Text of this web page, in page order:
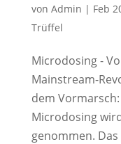
von Admin | Feb
Trüffel
Microdosing -
Mainstream-
dem
Microdosing
genommen.